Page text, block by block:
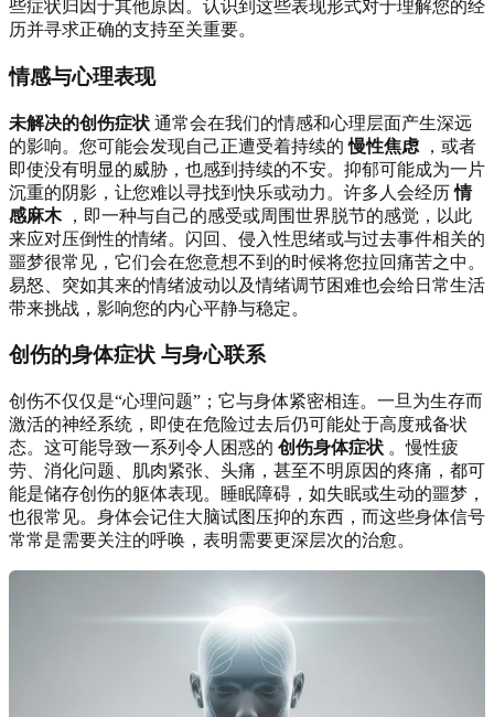
些症状归因于其他原因。认识到这些表现形式对于理解您的经
历并寻求正确的支持至关重要。
情感与心理表现
未解决的创伤症状 通常会在我们的情感和心理层面产生深远
的影响。您可能会发现自己正遭受着持续的慢性焦虑 ，或者
即使没有明显的威胁，也感到持续的不安。抑郁可能成为一片
沉重的阴影，让您难以寻找到快乐或动力。许多人会经历情
感麻木，即一种与自己的感受或周围世界脱节的感觉，以此
来应对压倒性的情绪。闪回、侵入性思绪或与过去事件相关的
噩梦很常见，它们会在您意想不到的时候将您拉回痛苦之中。
易怒、突如其来的情绪波动以及情绪调节困难也会给日常生活
带来挑战，影响您的内心平静与稳定。
创伤的身体症状 与身心联系
创伤不仅仅是“心理问题”；它与身体紧密相连。一旦为生存而
激活的神经系统，即使在危险过去后仍可能处于高度戒备状
态。这可能导致一系列令人困惑的 创伤身体症状 。慢性疲
劳、消化问题、肌肉紧张、头痛，甚至不明原因的疼痛，都可
能是储存创伤的躯体表现。睡眠障碍，如失眠或生动的噩梦，
也很常见。身体会记住大脑试图压抑的东西，而这些身体信号
常常是需要关注的呼唤，表明需要更深层次的治愈。